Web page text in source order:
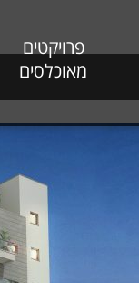
פרויקטים
מאוכלסים